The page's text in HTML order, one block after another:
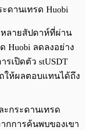
ดานเทรด Huobi
หลายสัปดาห์ที่ผ่าน
Huobi ลดลงอย่าง
รเปิดตัว stUSDT
ถให้ผลตอบแทนได้ถึง
ะกระดานเทรด
ากการค้นพบของเขา